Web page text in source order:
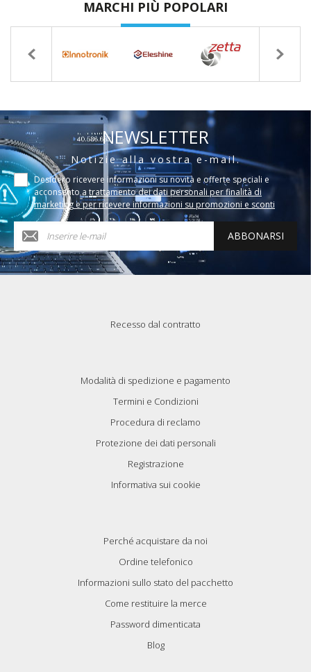
MARCHI PIÙ POPOLARI
NEWSLETTER
Notizie alla vostra e-mail.
Desidero ricevere informazioni su novità e offerte speciali e
acconsento a trattamento dei dati personali per finalità di
marketing e per ricevere informazioni su promozioni e sconti
ABBONARSI
Recesso dal contratto
Modalità di spedizione e pagamento
Termini e Condizioni
Procedura di reclamo
Protezione dei dati personali
Registrazione
Informativa sui cookie
Perché acquistare da noi
Ordine telefonico
Informazioni sullo stato del pacchetto
Come restituire la merce
Password dimenticata
Blog